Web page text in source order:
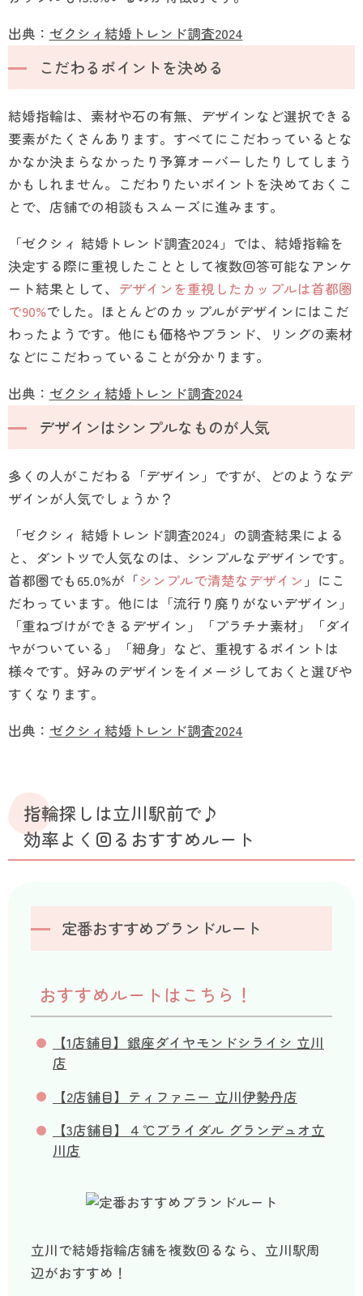
出典： ゼクシィ結婚トレンド調査2024
こだわるポイントを決める
結婚指輪は、素材や石の有無、デザインなど選択できる
要素がたくさんあります。すべてにこだわっているとな
かなか決まらなかったり予算オーバーしたりしてしまう
かもしれません。こだわりたいポイントを決めておくこ
とで、店舗での相談もスムーズに進みます。
「ゼクシィ 結婚トレンド調査2024」では、結婚指輪を
決定する際に重視したこととして複数回答可能なアンケ
ート結果として、 デザインを重視したカップルは首都圏
で90%でした。ほとんどのカップルがデザインにはこだ
わったようです。他にも価格やブランド、リングの素材
などにこだわっていることが分かります。
出典： ゼクシィ結婚トレンド調査2024
デザインはシンプルなものが人気
多くの人がこだわる「デザイン」ですが、どのようなデ
ザインが人気でしょうか？
「ゼクシィ 結婚トレンド調査2024」の調査結果による
と、ダントツで人気なのは、シンプルなデザインです。
首都圏でも65.0%が「シンプルで清楚なデザイン 」にこ
だわっています。他には「流行り廃りがないデザイン」
「重ねづけができるデザイン」「プラチナ素材」「ダイ
ヤがついている」「細身」など、重視するポイントは
様々です。好みのデザインをイメージしておくと選びや
すくなります。
出典： ゼクシィ結婚トレンド調査2024
指輪探しは立川駅前で♪
効率よく回るおすすめルート
定番おすすめブランドルート
おすすめルートはこちら！
【1店舗目】銀座ダイヤモンドシライシ 立川
店
【2店舗目】ティファニー 立川伊勢丹店
【3店舗目】４℃ブライダル グランデュオ立
川店
立川で結婚指輪店舗を複数回るなら、立川駅周
辺がおすすめ！